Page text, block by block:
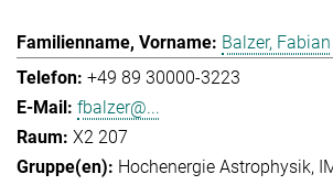
Balzer, Fabian
+49 89 30000-3223
fbalzer@...
X2 207
Hochenergie Astrophysik